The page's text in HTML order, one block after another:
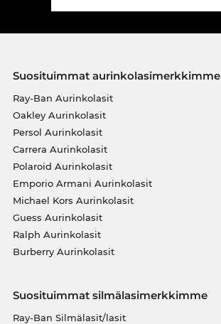
Suosituimmat aurinkolasimerkkimme
Ray-Ban Aurinkolasit
Oakley Aurinkolasit
Persol Aurinkolasit
Carrera Aurinkolasit
Polaroid Aurinkolasit
Emporio Armani Aurinkolasit
Michael Kors Aurinkolasit
Guess Aurinkolasit
Ralph Aurinkolasit
Burberry Aurinkolasit
Suosituimmat silmälasimerkkimme
Ray-Ban Silmälasit/lasit